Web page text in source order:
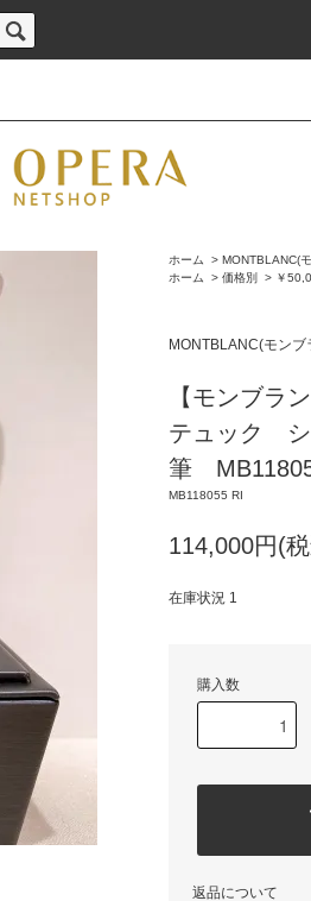
ホーム > MONTBLANC(
ホーム
> 価格別 > ￥
MONTBLANC(モンブ
【モンブラ
テュック
筆
MB118055 RI
114,000円(
在庫状況 1
購入数
返品について